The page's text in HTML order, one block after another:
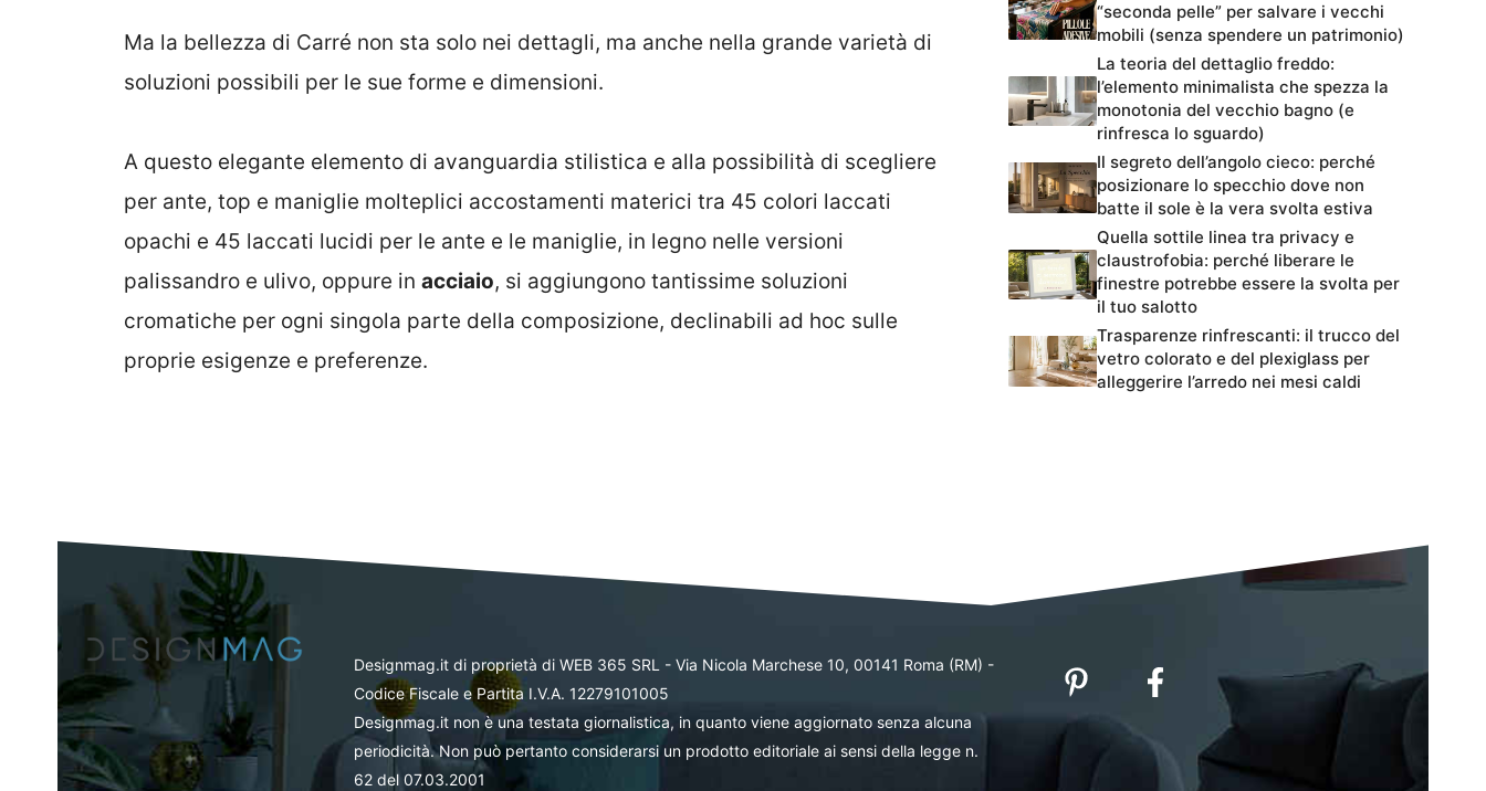
Ma la bellezza di Carré non sta solo nei dettagli, ma anche nella grande varietà di
soluzioni possibili per le sue forme e dimensioni.
A questo elegante elemento di avanguardia stilistica e alla possibilità di scegliere
per ante, top e maniglie molteplici accostamenti materici tra 45 colori laccati
opachi e 45 laccati lucidi per le ante e le maniglie, in legno nelle versioni
palissandro e ulivo, oppure in acciaio, si aggiungono tantissime soluzioni
cromatiche per ogni singola parte della composizione, declinabili ad hoc sulle
proprie esigenze e preferenze.
“seconda pelle” per salvare i vecchi
mobili (senza spendere un patrimonio)
La teoria del dettaglio freddo:
l’elemento minimalista che spezza la
monotonia del vecchio bagno (e
rinfresca lo sguardo)
Il segreto dell’angolo cieco: perché
posizionare lo specchio dove non
batte il sole è la vera svolta estiva
Quella sottile linea tra privacy e
claustrofobia: perché liberare le
finestre potrebbe essere la svolta per
il tuo salotto
Trasparenze rinfrescanti: il trucco del
vetro colorato e del plexiglass per
alleggerire l’arredo nei mesi caldi
Designmag.it di proprietà di WEB 365 SRL - Via Nicola Marchese 10, 00141 Roma (RM) -
Codice Fiscale e Partita I.V.A. 12279101005
Designmag.it non è una testata giornalistica, in quanto viene aggiornato senza alcuna
periodicità. Non può pertanto considerarsi un prodotto editoriale ai sensi della legge n.
62 del 07.03.2001